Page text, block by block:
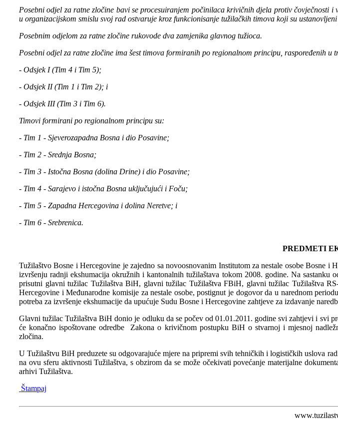
Posebni odjel za ratne zločine bavi se procesuiranjem počinilaca krivičnih djela protiv
u organizacijskom smislu svoj rad ostvaruje kroz funkcionisanje tužilačkih timova koji su
Posebnim odjelom za ratne zločine rukovode dva zamjenika glavnog tužioca.
Posebni odjel za ratne zločine ima šest timova formiranih po regionalnom principu, raspoređenih u
- Odsjek I (Tim 4 i Tim 5);
- Odsjek II (Tim 1 i Tim 2); i
- Odsjek III (Tim 3 i Tim 6).
Timovi formirani po regionalnom principu su:
- Tim 1 - Sjeverozapadna Bosna i dio Posavine;
- Tim 2 - Srednja Bosna;
- Tim 3 - Istočna Bosna (dolina Drine) i dio Posavine;
- Tim 4 - Sarajevo i istočna Bosna uključujući i Foču;
- Tim 5 - Zapadna Hercegovina i dolina Neretve; i
- Tim 6 - Srebrenica.
PREDMETI
Tužilaštvo Bosne i Hercegovine je zajedno sa novoosnovanim Institutom za nestale osobe Bosne
izvršenju radnji ekshumacija okružnih i kantonalnih tužilaštava tokom 2008. godine. Na
prisutni glavni tužilac Tužilaštva BiH, glavni tužilac Tužilaštva FBiH, glavni tužilac Tužilaštva
Hercegovine i Međunarodne komisije za nestale osobe, postignut je dogovor da u narednom
potreba za izvršenje ekshumacije da upućuje Sudu Bosne i Hercegovine zahtjeve za izdavanje
Glavni tužilac Tužilaštva BiH donio je odluku da se počev od 01.01.2011. godine svi zahtjevi i svi
će konačno ispoštovane odredbe Zakona o krivičnom postupku BiH o stvarnoj i mjesnoj
zločina.
U Tužilaštvu BiH preduzete su odgovarajuće mjere na pripremi svih tehničkih i logističkih uslova
na ovu sferu aktivnosti Tužilaštva, s obzirom da se može očekivati povećanje materijalne
arhivi Tužilaštva.
Štampaj